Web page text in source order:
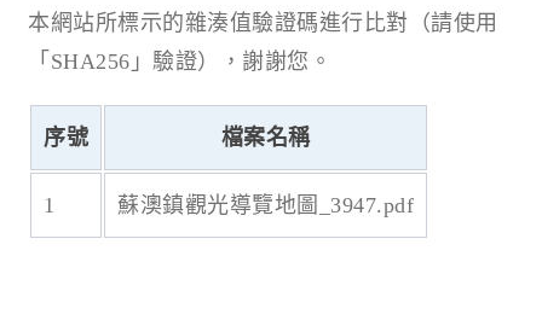
本網站所標示的雜湊值驗證碼進行比對（請使用
「SHA256」驗證），謝謝您。
序號 檔案名稱
1 蘇澳鎮觀光導覽地圖_3947.pdf